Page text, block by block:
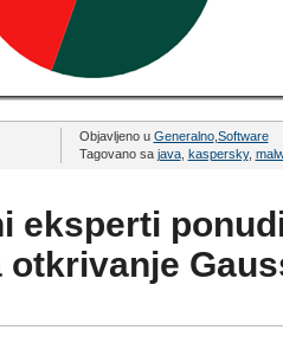
Objavljeno u Generalno, Software
Tagovano sa java, kaspersky,
eksperti
otkrivanje